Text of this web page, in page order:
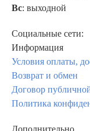
Вс: выходной
Социальные сети:
Информация
Условия оплаты,
Возврат и обмен
Договор
Политика